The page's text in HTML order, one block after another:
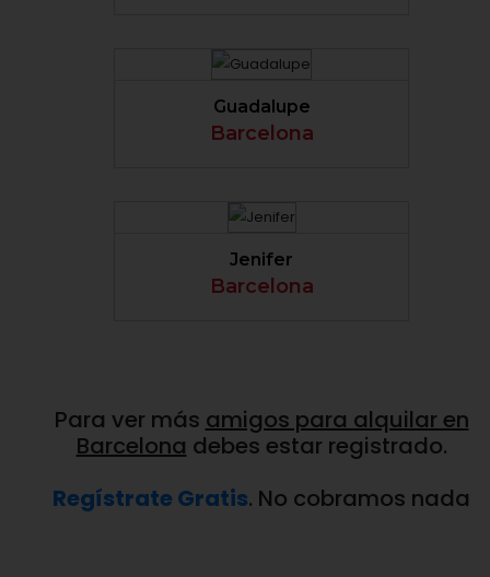
Guadalupe
Barcelona
Jenifer
Barcelona
Para ver más amigos para alquilar en
Barcelona debes estar registrado.
Regístrate Gratis. No cobramos nada